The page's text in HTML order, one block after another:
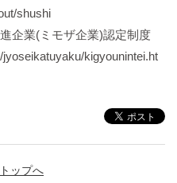
shushi
企業(ミモザ企業)認定制度
kigyounintei.ht
ップへ